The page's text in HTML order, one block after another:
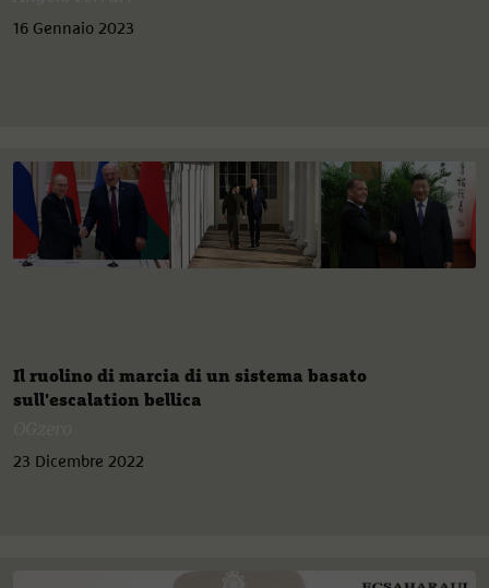
16 Gennaio 2023
Il ruolino di marcia di un sistema basato
sull'escalation bellica
23 Dicembre 2022